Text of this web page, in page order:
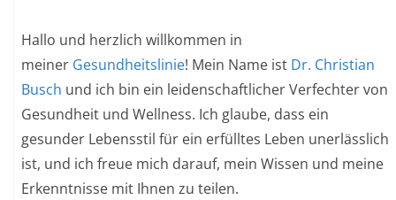
Hallo und herzlich willkommen in
meiner Gesundheitslinie! Mein Name ist Dr. Christian
Busch und ich bin ein leidenschaftlicher Verfechter von
Gesundheit und Wellness. Ich glaube, dass ein
gesunder Lebensstil für ein erfülltes Leben unerlässlich
ist, und ich freue mich darauf, mein Wissen und meine
Erkenntnisse mit Ihnen zu teilen.